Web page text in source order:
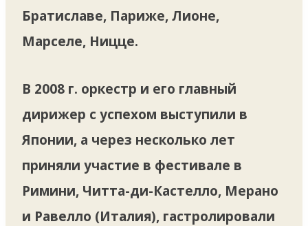
Братиславе, Париже, Лионе,
Марселе, Ницце.
В 2008 г. оркестр и его главный
дирижер с успехом выступили в
Японии, а через несколько лет
приняли участие в фестивале в
Римини, Читта-ди-Кастелло, Мерано
и Равелло (Италия), гастролировали